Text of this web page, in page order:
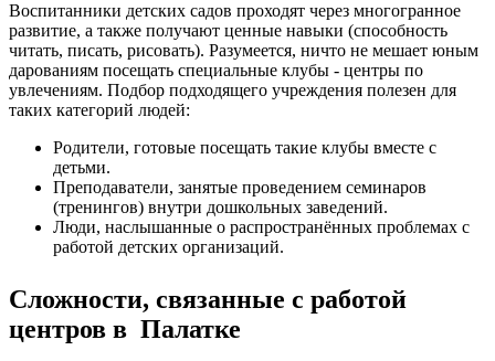
Воспитанники детских садов проходят через многогранное
развитие, а также получают ценные навыки (способность
читать, писать, рисовать). Разумеется, ничто не мешает юным
дарованиям посещать специальные клубы - центры по
увлечениям. Подбор подходящего учреждения полезен для
таких категорий людей:
Родители, готовые посещать такие клубы вместе с
детьми.
Преподаватели, занятые проведением семинаров
(тренингов) внутри дошкольных заведений.
Люди, наслышанные о распространённых проблемах с
работой детских организаций.
Сложности, связанные с работой
центров в Палатке